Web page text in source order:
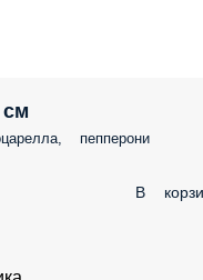
пепперони
В